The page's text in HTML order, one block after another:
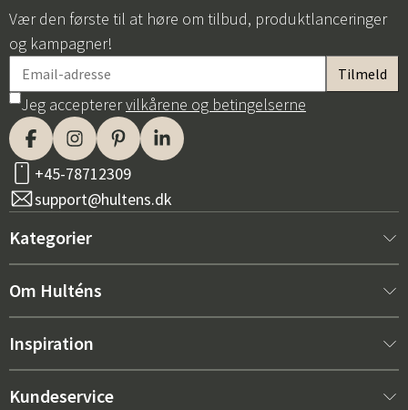
Vær den første til at høre om tilbud, produktlanceringer
og kampagner!
Jeg accepterervilkårene og betingelserne
+45-78712309
support@hultens.dk
Kategorier
Nyt hos os
Indretning
Om Hulténs
Om Hulténs
Inspiration
Bestsellere
Kundeservice